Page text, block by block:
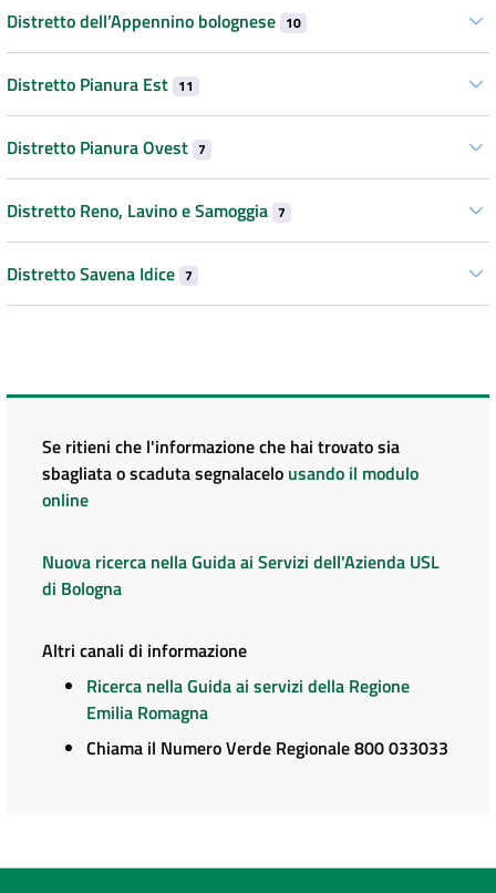
Distretto dell’Appennino bolognese 10
Distretto Pianura Est 11
Distretto Pianura Ovest 7
Distretto Reno, Lavino e Samoggia 7
Distretto Savena Idice 7
Se ritieni che l'informazione che hai trovato sia
sbagliata o scaduta segnalacelo usando il modulo
online
Nuova ricerca nella Guida ai Servizi dell'Azienda USL
di Bologna
Altri canali di informazione
Ricerca nella Guida ai servizi della Regione
Emilia Romagna
Chiama il Numero Verde Regionale 800 033033